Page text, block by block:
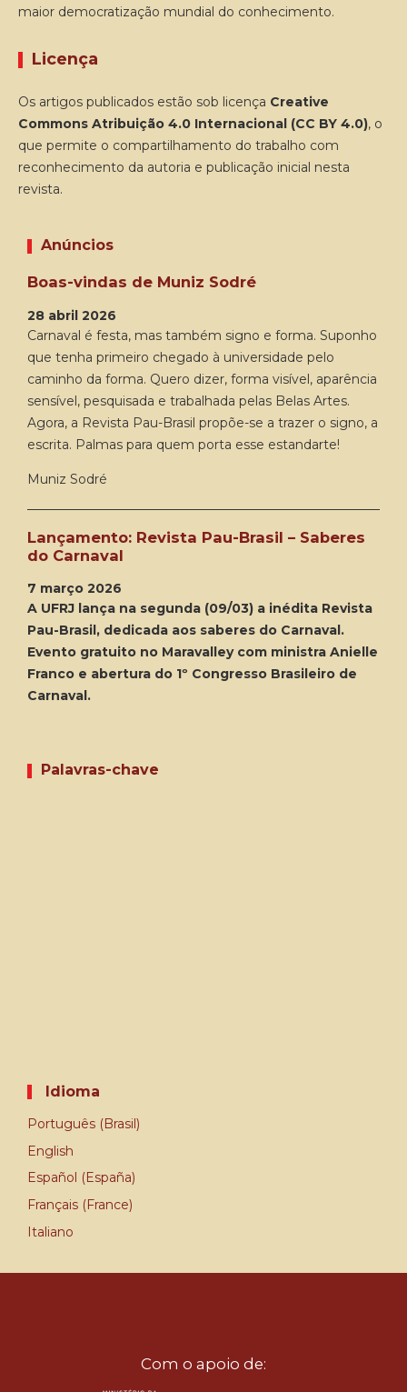
maior democratização mundial do conhecimento.
Licença
Os artigos publicados estão sob licença Creative
Commons Atribuição 4.0 Internacional (CC BY 4.0), o
que permite o compartilhamento do trabalho com
reconhecimento da autoria e publicação inicial nesta
revista.
Anúncios
Boas-vindas de Muniz Sodré
28 abril 2026
Carnaval é festa, mas também signo e forma. Suponho
que tenha primeiro chegado à universidade pelo
caminho da forma. Quero dizer, forma visível, aparência
sensível, pesquisada e trabalhada pelas Belas Artes.
Agora, a Revista Pau-Brasil propõe-se a trazer o signo, a
escrita. Palmas para quem porta esse estandarte!
Muniz Sodré
Lançamento: Revista Pau-Brasil – Saberes
do Carnaval
7 março 2026
A UFRJ lança na segunda (09/03) a inédita Revista
Pau-Brasil, dedicada aos saberes do Carnaval.
Evento gratuito no Maravalley com ministra Anielle
Franco e abertura do 1º Congresso Brasileiro de
Carnaval.
Palavras-chave
Idioma
Português (Brasil)
English
Español (España)
Français (France)
Italiano
Com o apoio de: